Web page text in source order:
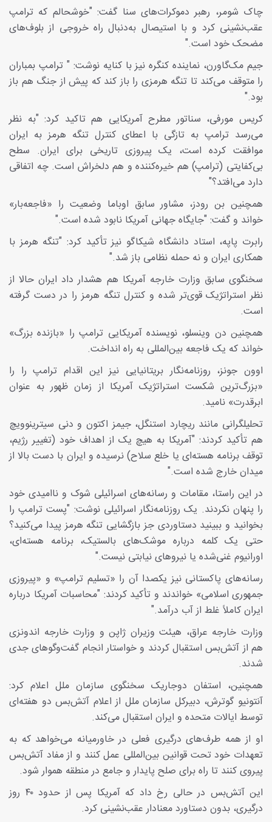
چاک شومر، رهبر دموکرات‌های سنا گفت: "خوشحالم که ترامپ
عقب‌نشینی کرد و با استیصال به‌دنبال راه خروجی از بلوف‌های
مضحک خود است."
جیم مک‌گاورن، نماینده کنگره نیز با کنایه نوشت: " ترامپ بمباران
را متوقف می‌کند تا تنگه هرمزی را باز کند که پیش از جنگ هم باز
بود."
کریس مورفی، سناتور مطرح آمریکایی هم تاکید کرد: "به نظر
می‌رسد ترامپ به تازگی با اعطای کنترل تنگه هرمز به ایران
موافقت کرده است، یک پیروزی تاریخی برای ایران. سطح
بی‌کفایتی (ترامپ) هم خیره‌کننده و هم دلخراش است. چه اتفاقی
دارد می‌افتد؟"
همچنین بن رودز، مشاور سابق اوباما وضعیت را «فاجعه‌بار»
خواند و گفت: "جایگاه جهانی آمریکا نابود شده است."
رابرت پاپه، استاد دانشگاه شیکاگو نیز تأکید کرد: "تنگه هرمز با
همکاری ایران و نه حمله نظامی باز شد."
سخنگوی سابق وزارت خارجه آمریکا هم هشدار داد ایران حالا از
نظر استراتژیک قوی‌تر شده و کنترل تنگه هرمز را در دست گرفته
است.
همچنین دن وینسلو، نویسنده آمریکایی ترامپ را «بازنده بزرگ»
خواند که یک فاجعه بین‌المللی به راه انداخت.
اوون جونز، روزنامه‌نگار بریتانیایی نیز این اقدام ترامپ را را
«بزرگ‌ترین شکست استراتژیک آمریکا از زمان ظهور به عنوان
ابرقدرت» نامید.
تحلیلگرانی مانند ریچارد استنگل، جیمز اکتون و دنی سیترینوویچ
هم تأکید کردند: "آمریکا به هیچ یک از اهداف خود (تغییر رژیم،
توقف برنامه هسته‌ای یا خلع سلاح) نرسیده و ایران با دست بالا از
میدان خارج شده است."
در این راستا، مقامات و رسانه‌های اسرائیلی شوک و ناامیدی خود
را پنهان نکردند. یک روزنامه‌نگار اسرائیلی نوشت: "پست ترامپ را
بخوانید و ببینید دستاوردی جز بازگشایی تنگه هرمز پیدا می‌کنید؟
حتی یک کلمه درباره موشک‌های بالستیک، برنامه هسته‌ای،
اورانیوم غنی‌شده یا نیروهای نیابتی نیست."
رسانه‌های پاکستانی نیز یکصدا آن را «تسلیم ترامپ» و «پیروزی
جمهوری اسلامی» خواندند و تأکید کردند: "محاسبات آمریکا درباره
ایران کاملاً غلط از آب درآمد."
وزارت خارجه عراق، هیئت وزیران ژاپن و وزارت خارجه اندونزی
هم از آتش‌بس استقبال کردند و خواستار انجام گفت‌وگوهای جدی
شدند.
همچنین، استفان دوجاریک سخنگوی سازمان ملل اعلام کرد:
آنتونیو گوترش، دبیرکل سازمان ملل از اعلام آتش‌بس دو هفته‌ای
توسط ایالات متحده و ایران استقبال می‌کند.
او از همه طرف‌های درگیری فعلی در خاورمیانه می‌خواهد که به
تعهدات خود تحت قوانین بین‌المللی عمل کنند و از مفاد آتش‌بس
پیروی کنند تا راه برای صلح پایدار و جامع در منطقه هموار شود.
این آتش‌بس در حالی رخ داد که آمریکا پس از حدود ۴۰ روز
درگیری، بدون دستاورد معنادار عقب‌نشینی کرد.